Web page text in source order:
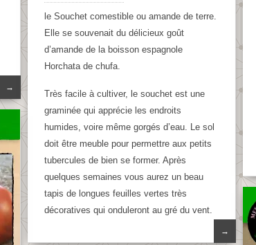
→
le Souchet comestible ou amande de terre.
Elle se souvenait du délicieux goût
d’amande de la boisson espagnole
Horchata de chufa.
Très facile à cultiver, le souchet est une
graminée qui apprécie les endroits
humides, voire même gorgés d’eau. Le sol
doit être meuble pour permettre aux petits
tubercules de bien se former. Après
quelques semaines vous aurez un beau
tapis de longues feuilles vertes très
décoratives qui onduleront au gré du vent.
→